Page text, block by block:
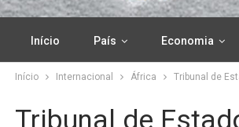
Início País Economia
Início Internacional África Tribunal de
Tribunal de